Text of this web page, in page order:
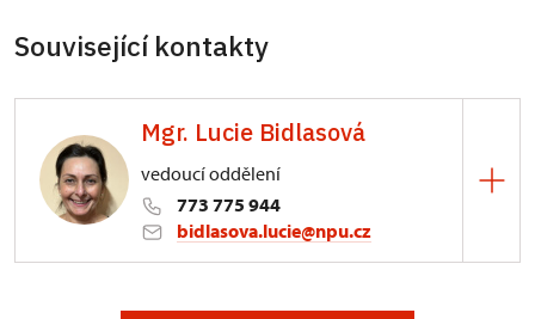
Související kontakty
Mgr. Lucie Bidlasová
vedoucí oddělení
773 775 944
bidlasova.lucie@npu.cz